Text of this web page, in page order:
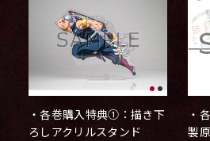
・各巻購入特典①：描き下
ろしアクリルスタンド
・
製